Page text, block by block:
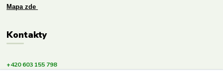
Mapa zde
Kontakty
+420 603 155 798